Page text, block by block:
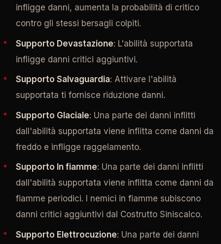
infligge danni, aumenta la probabilità di critico
contro gli stessi bersagli colpiti.
Supporto Devastazione: L'abilità supportata
infligge danni critici aggiuntivi.
Supporto Salvaguardia: Attivare l'abilità
supportata ti fornisce riduzione danni.
Supporto Glaciale: Una parte dei danni inflitti
dall'abilità supportata viene inflitta come danni da
freddo e infligge raggelamento.
Supporto In fiamme: Una parte dei danni inflitti
dall'abilità supportata viene inflitta come danni da
fiamme periodici. I nemici in fiamme subiscono
danni critici aggiuntivi dal Costrutto Siniscalco.
Supporto Elettrocuzione: Una parte dei danni